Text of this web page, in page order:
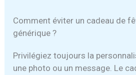
Comment éviter un cadeau de
générique ?
Privilégiez toujours la
une photo ou un message. Le